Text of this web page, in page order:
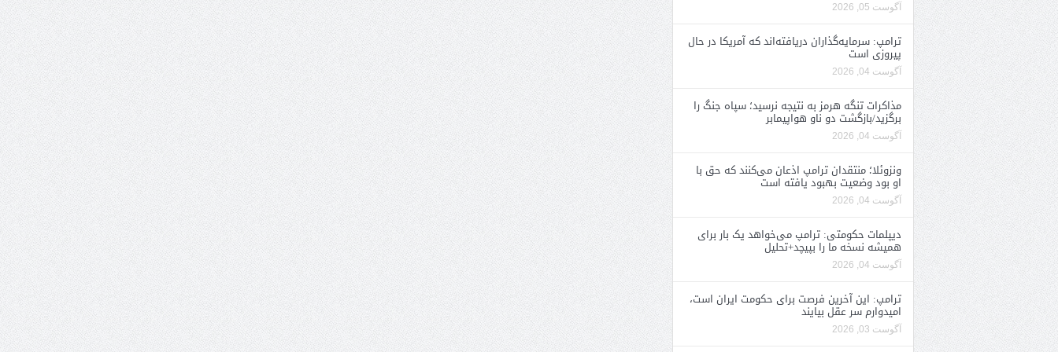
آگوست 05, 2026
ترامپ: سرمایه‌گذاران دریافته‌اند که آمریکا در حال
پیروزی است
آگوست 04, 2026
مذاکرات تنگه هرمز به نتیجه نرسید؛ سپاه جنگ را
برگزید/بازگشت دو ناو هواپیمابر
آگوست 04, 2026
ونزوئلا؛ منتقدان ترامپ اذعان می‌کنند که حق با
او بود وضعیت بهبود یافته است
آگوست 04, 2026
دیپلمات حکومتی: ترامپ می‌خواهد یک بار برای
همیشه نسخه ما را بپیچد+تحلیل
آگوست 04, 2026
ترامپ: این آخرین فرصت برای حکومت ایران است،
امیدوارم سر عقل بیایند
آگوست 03, 2026